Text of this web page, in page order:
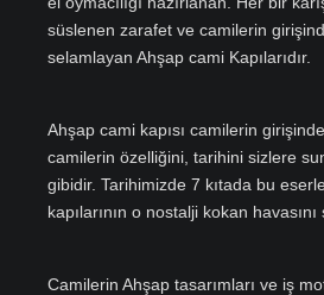
süslenen zarafet ve camilerin
selamlayan Ahşap cami Kapılarıdır.
Ahşap cami kapısı camilerin
camilerin özelliğini, tarihini sizlere
gibidir. Tarihimizde 7 kıtada bu
kapılarının o nostalji kokan
Camilerin Ahşap tasarımları ve iş